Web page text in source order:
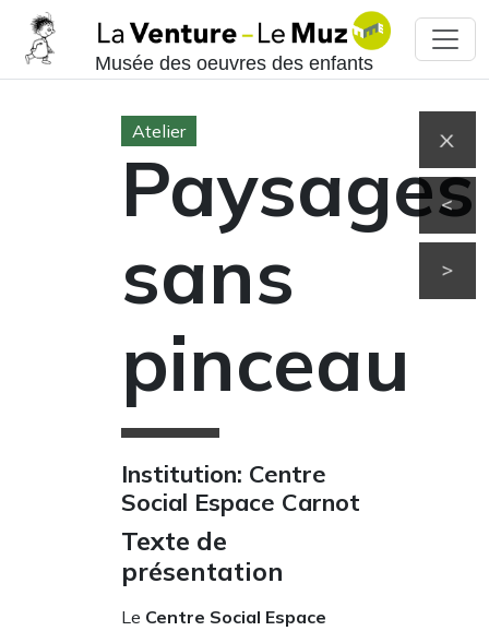
Musée des oeuvres des enfants
Atelier
Paysages
sans
pinceau
Institution: Centre
Social Espace Carnot
Texte de
présentation
Le Centre Social Espace